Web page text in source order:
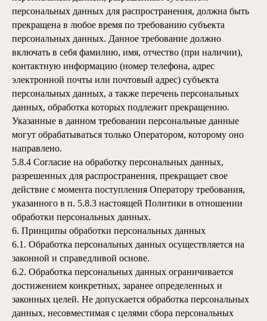
персональных данных для распространения, должна быть
прекращена в любое время по требованию субъекта
персональных данных. Данное требование должно
включать в себя фамилию, имя, отчество (при наличии),
контактную информацию (номер телефона, адрес
электронной почты или почтовый адрес) субъекта
персональных данных, а также перечень персональных
данных, обработка которых подлежит прекращению.
Указанные в данном требовании персональные данные
могут обрабатываться только Оператором, которому оно
направлено.
5.8.4 Согласие на обработку персональных данных,
разрешенных для распространения, прекращает свое
действие с момента поступления Оператору требования,
указанного в п. 5.8.3 настоящей Политики в отношении
обработки персональных данных.
6. Принципы обработки персональных данных
6.1. Обработка персональных данных осуществляется на
законной и справедливой основе.
6.2. Обработка персональных данных ограничивается
достижением конкретных, заранее определенных и
законных целей. Не допускается обработка персональных
данных, несовместимая с целями сбора персональных